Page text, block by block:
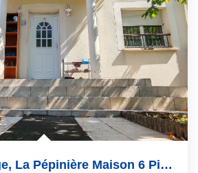
Sarcelles Village, La Pépinière Maison 6 Pièces, 160 M²